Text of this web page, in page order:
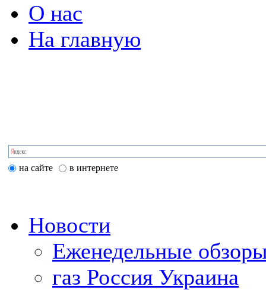
О нас
На главную
на сайте в интернете
Новости
Еженедельные
газ Россия Украина